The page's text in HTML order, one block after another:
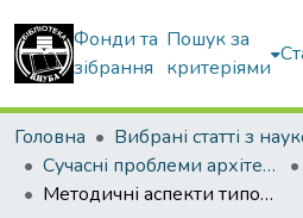
Фонди та
зібрання
Пошук за
критеріями
Головна
Сучасні проблеми архітектури та містобудування
Методичні аспекти типології типових житлових будинків